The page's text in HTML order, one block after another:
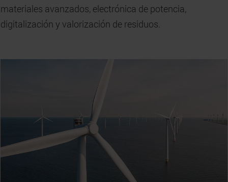
materiales avanzados, electrónica de potencia,
digitalización y valorización de residuos.